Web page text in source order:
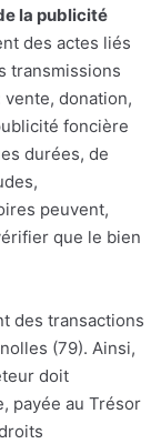
la publicité
des actes liés
transmissions
donation,
foncière
durées, de
peuvent,
que le bien
des transactions
(79). Ainsi,
doit
payée au Trésor